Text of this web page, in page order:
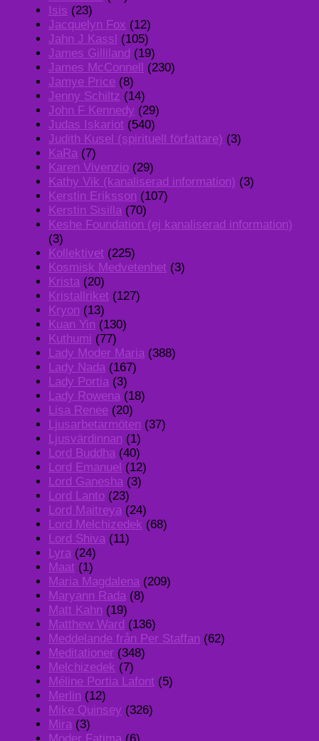
Isis (23)
Jacquelyn Fox (12)
Jahn J Kassl (105)
James Gilliland (19)
James McConnell (230)
Jamye Price (8)
Jenny Schiltz (14)
John F Kennedy (29)
Judas Iskariot (540)
Judith Kusel (spirituell författare) (3)
KaRa (7)
Karen Vivenzio (29)
Kathy Vik (kanaliserad information) (3)
Kerstin Eriksson (107)
Kerstin Sisilla (70)
Keshe Foundation (ej kanaliserad information)
(3)
Kollektivet (225)
Kosmisk Medvetenhet (3)
Krista (20)
Kristallriket (127)
Kryon (13)
Kuan Yin (130)
Kuthumi (77)
Lady Moder Maria (388)
Lady Nada (167)
Lady Portia (3)
Lady Rowena (18)
Lisa Renee (20)
Ljusarbetarmöten (37)
Ljusvärdinnan (1)
Lord Buddha (40)
Lord Emanuel (12)
Lord Ganesha (3)
Lord Lanto (23)
Lord Maitreya (24)
Lord Melchizedek (68)
Lord Shiva (11)
Lyra (24)
Maat (1)
Maria Magdalena (209)
Maryann Rada (8)
Matt Kahn (19)
Matthew Ward (136)
Meddelande från Per Staffan (62)
Meditationer (348)
Melchizedek (7)
Méline Portia Lafont (5)
Merlin (12)
Mike Quinsey (326)
Mira (3)